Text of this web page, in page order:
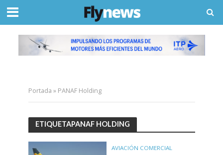
Portada » PANAF Holding
ETIQUETAPANAF HOLDING
AVIACIÓN COMERCIAL